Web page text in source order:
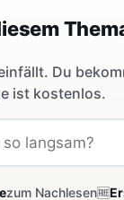
Du
ist kostenlos.
zum Nachlesen🆓